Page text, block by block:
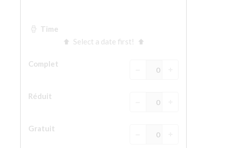
Réserver une visite guidée